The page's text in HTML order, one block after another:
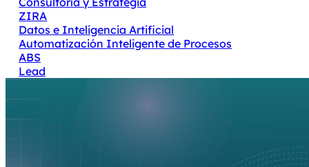
ZIRA
Datos e Inteligencia Artificial
Automatización Inteligente de Procesos
ABS
Lead